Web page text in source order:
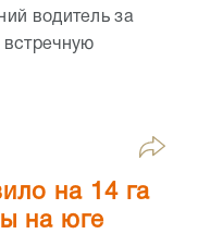
водитель за
встречную
на 14 га
на юге